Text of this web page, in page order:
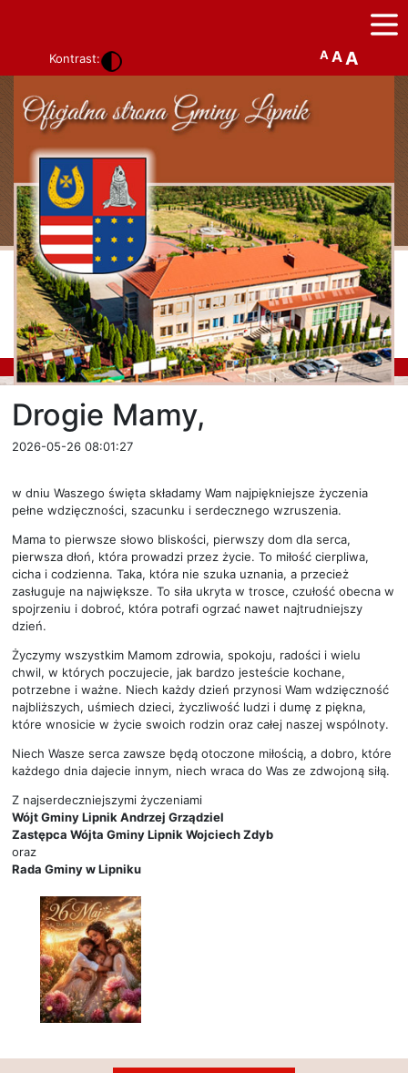
Kontrast: A AA
Drogie Mamy,
2026-05-26 08:01:27
w dniu Waszego święta składamy Wam najpiękniejsze życzenia
pełne wdzięczności, szacunku i serdecznego wzruszenia.
Mama to pierwsze słowo bliskości, pierwszy dom dla serca,
pierwsza dłoń, która prowadzi przez życie. To miłość cierpliwa,
cicha i codzienna. Taka, która nie szuka uznania, a przecież
zasługuje na największe. To siła ukryta w trosce, czułość obecna w
spojrzeniu i dobroć, która potrafi ogrzać nawet najtrudniejszy
dzień.
Życzymy wszystkim Mamom zdrowia, spokoju, radości i wielu
chwil, w których poczujecie, jak bardzo jesteście kochane,
potrzebne i ważne. Niech każdy dzień przynosi Wam wdzięczność
najbliższych, uśmiech dzieci, życzliwość ludzi i dumę z piękna,
które wnosicie w życie swoich rodzin oraz całej naszej wspólnoty.
Niech Wasze serca zawsze będą otoczone miłością, a dobro, które
każdego dnia dajecie innym, niech wraca do Was ze zdwojoną siłą.
Z najserdeczniejszymi życzeniami
Wójt Gminy Lipnik Andrzej Grządziel
Zastępca Wójta Gminy Lipnik Wojciech Zdyb
oraz
Rada Gminy w Lipniku